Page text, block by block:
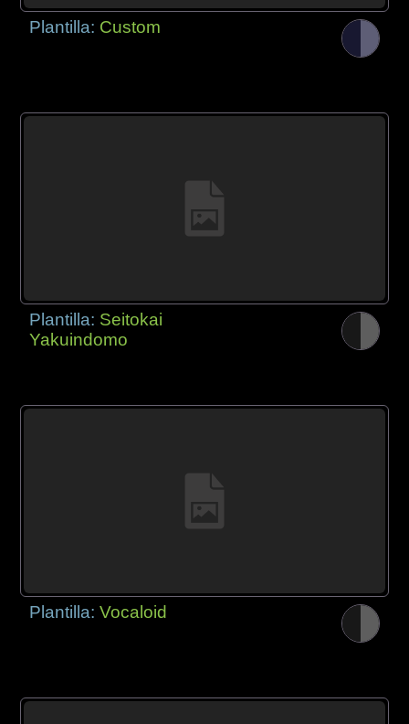
Plantilla: Custom
Plantilla: Seitokai
Yakuindomo
Plantilla:Vocaloid